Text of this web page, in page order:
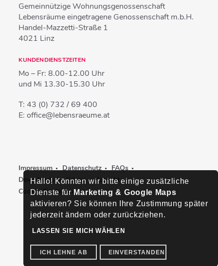
Gemeinnützige Wohnungsgenossenschaft
Lebensräume eingetragene Genossenschaft m.b.H.
Handel-Mazzetti-Straße 1
4021 Linz
KUNDENDIENSTZEITEN
Mo – Fr: 8.00-12.00 Uhr
und Mi 13.30-15.30 Uhr
T:43 (0) 732 / 69 400
E:office@lebensraeume.at
Impressum Datenschutz
FAQs
Downloads & Videos
Kontakt
Cookie-Einstellungen
Hallo! Könnten wir bitte einige zusätzliche
Dienste für Marketing & Google Maps
aktivieren? Sie können Ihre Zustimmung später
jederzeit ändern oder zurückziehen.
LASSEN SIE MICH WÄHLEN
ICH LEHNE AB EINVERSTANDEN